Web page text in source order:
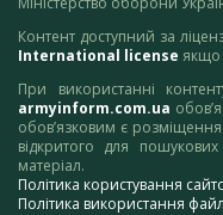
Контент доступний за
International license якщо
При використанні
armyinform.com.ua
обов’язковим є
відкритого для
матеріал.
Політика користування
Політика використання